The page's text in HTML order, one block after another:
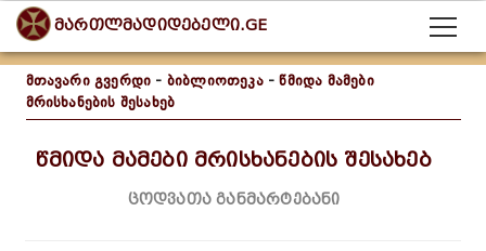
მართლმადიდებელი.GE
მთავარი გვერდი - ბიბლიოთეკა-წმიდა მამები
მრისხანების შესახებ
წმიდა მამები მრისხანების შესახებ
ცოდვათა განმარტებანი